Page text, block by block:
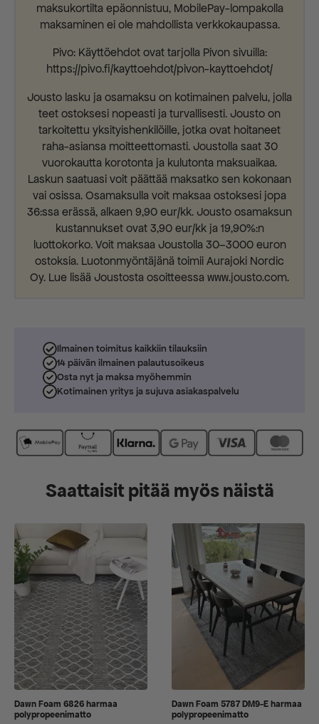
maksukortilta epäonnistuu, MobilePay-lompakolla
maksaminen ei ole mahdollista verkkokaupassa.
Pivo: Käyttöehdot ovat tarjolla Pivon sivuilla:
https://pivo.fi/kayttoehdot/pivon-kayttoehdot/
Jousto lasku ja osamaksu on kotimainen palvelu, jolla
teet ostoksesi nopeasti ja turvallisesti. Jousto on
tarkoitettu yksityishenkilöille, jotka ovat hoitaneet
raha-asiansa moitteettomasti. Joustolla saat 30
vuorokautta korotonta ja kulutonta maksuaikaa.
Laskun saatuasi voit päättää maksatko sen kokonaan
vai osissa. Osamaksulla voit maksaa ostoksesi jopa
36:ssa erässä, alkaen 9,90 eur/kk. Jousto osamaksun
kustannukset ovat 3,90 eur/kk ja 19,90%:n
luottokorko. Voit maksaa Joustolla 30–3000 euron
ostoksia. Luotonmyöntäjänä toimii Aurajoki Nordic
Oy. Lue lisää Joustosta osoitteessa www.jousto.com.
Ilmainen toimitus kaikkiin tilauksiin
14 päivän ilmainen palautusoikeus
Osta nyt ja maksa myöhemmin
Kotimainen yritys ja sujuva asiakaspalvelu
Saattaisit pitää myös näistä
Dawn Foam 6826 harmaa
polypropeenimatto
Dawn Foam 5787 DM9-E harmaa
polypropeenimatto